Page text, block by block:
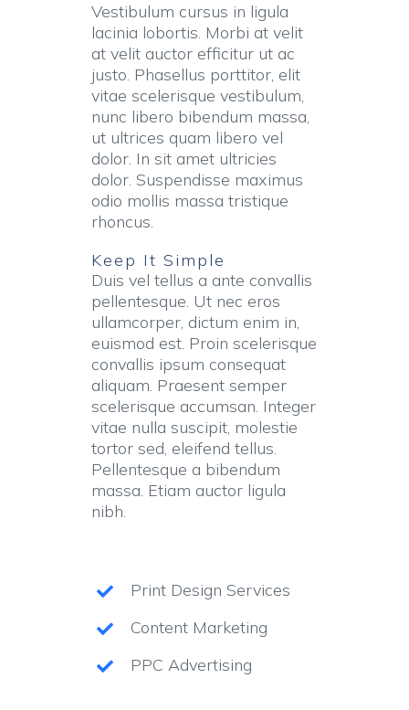
Vestibulum cursus in ligula
lacinia lobortis. Morbi at velit
at velit auctor efficitur ut ac
justo. Phasellus porttitor, elit
vitae scelerisque vestibulum,
nunc libero bibendum massa,
ut ultrices quam libero vel
dolor. In sit amet ultricies
dolor. Suspendisse maximus
odio mollis massa tristique
rhoncus.
Keep It Simple
Duis vel tellus a ante convallis
pellentesque. Ut nec eros
ullamcorper, dictum enim in,
euismod est. Proin scelerisque
convallis ipsum consequat
aliquam. Praesent semper
scelerisque accumsan. Integer
vitae nulla suscipit, molestie
tortor sed, eleifend tellus.
Pellentesque a bibendum
massa. Etiam auctor ligula
nibh.
Print Design Services
Content Marketing
PPC Advertising